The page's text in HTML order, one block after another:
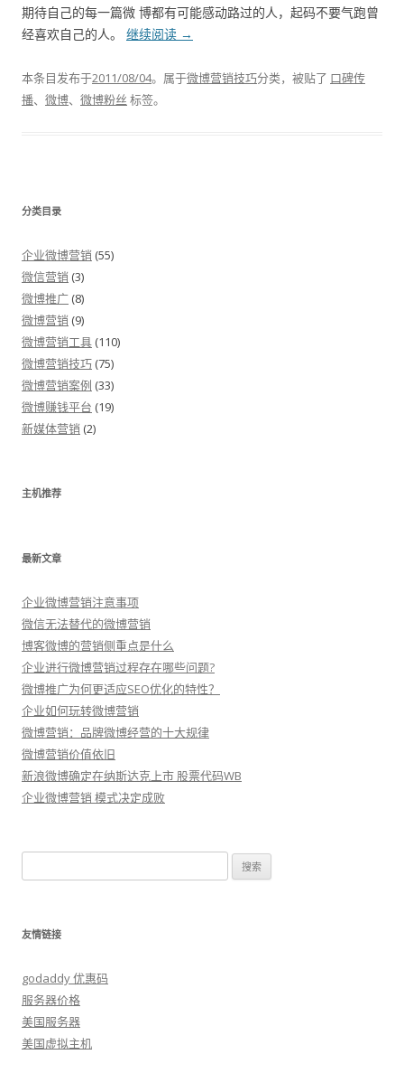
期待自己的每一篇微 博都有可能感动路过的人，起码不要气跑曾
经喜欢自己的人。 继续阅读 →
本条目发布于2011/08/04。属于微博营销技巧分类，被贴了 口碑传
播、 微博、 微博粉丝 标签。
分类目录
企业微博营销 (55)
微信营销 (3)
微博推广 (8)
微博营销 (9)
微博营销工具 (110)
微博营销技巧 (75)
微博营销案例 (33)
微博赚钱平台 (19)
新媒体营销 (2)
主机推荐
最新文章
企业微博营销注意事项
微信无法替代的微博营销
博客微博的营销侧重点是什么
企业进行微博营销过程存在哪些问题?
微博推广为何更适应SEO优化的特性？
企业如何玩转微博营销
微博营销：品牌微博经营的十大规律
微博营销价值依旧
新浪微博确定在纳斯达克上市 股票代码WB
企业微博营销 模式决定成败
索：
友情链接
godaddy 优惠码
服务器价格
美国服务器
美国虚拟主机